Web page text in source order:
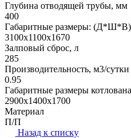
Глубина отводящей трубы, мм
400
Габаритные размеры:
3100х1100х1670
Залповый сброс, л
285
Производительность, м3/сутки
0.95
Габаритные размеры
2900х1400х1700
Материал
П/П
Назад к списку